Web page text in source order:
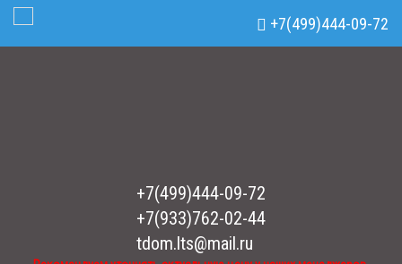
Рекомендуем уточнять актуальную цену у наших менеджеров.
+7(499)444-09-72
+7(933)762-02-44
tdom.lts@mail.ru
+7(499)444-09-72
Toggle Navigation